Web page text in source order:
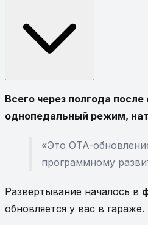
Всего через полгода
однопедальный режим,
«Это OTA-
программному
Развёртывание началось в
обновляется у вас в